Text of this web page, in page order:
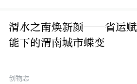
渭水之南焕新颜——省运赋
能下的渭南城市蝶变
创物志